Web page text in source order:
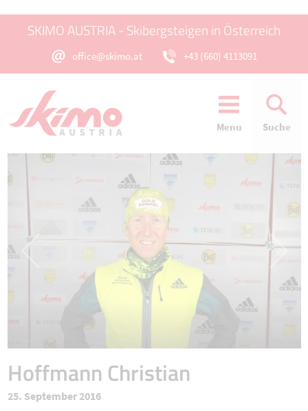
SKIMO AUSTRIA - Skibergsteigen in Österreich
office@skimo.at +43 (660) 4113091
Menu Suche
Hoffmann Christian
25. September 2016